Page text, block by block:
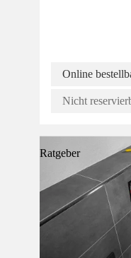
Online
Nicht
Ratgeber